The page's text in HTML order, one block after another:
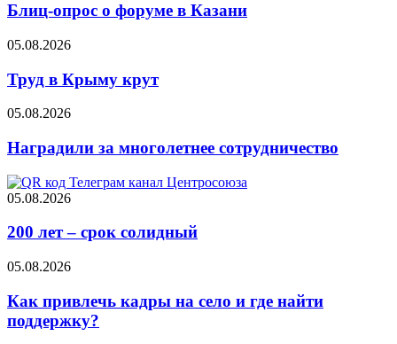
Блиц-опрос о форуме в Казани
05.08.2026
Труд в Крыму крут
05.08.2026
Наградили за многолетнее сотрудничество
05.08.2026
200 лет – срок солидный
05.08.2026
Как привлечь кадры на село и где найти
поддержку?